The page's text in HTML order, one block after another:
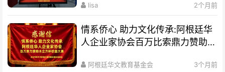
lisa 2个月前
情系侨心 助力文化传承:阿根廷华
人企业家协会百万比索鼎力赞助水
阿根廷华文教育基金会 3个月前